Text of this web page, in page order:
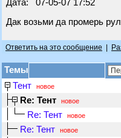
Дата: 07-05-07 17:52
Дак возьми да промерь
Ответить на это сообщение
Темы
Тент
новое
Re: Тент новое
Re: Тент новое
Re: Тент новое